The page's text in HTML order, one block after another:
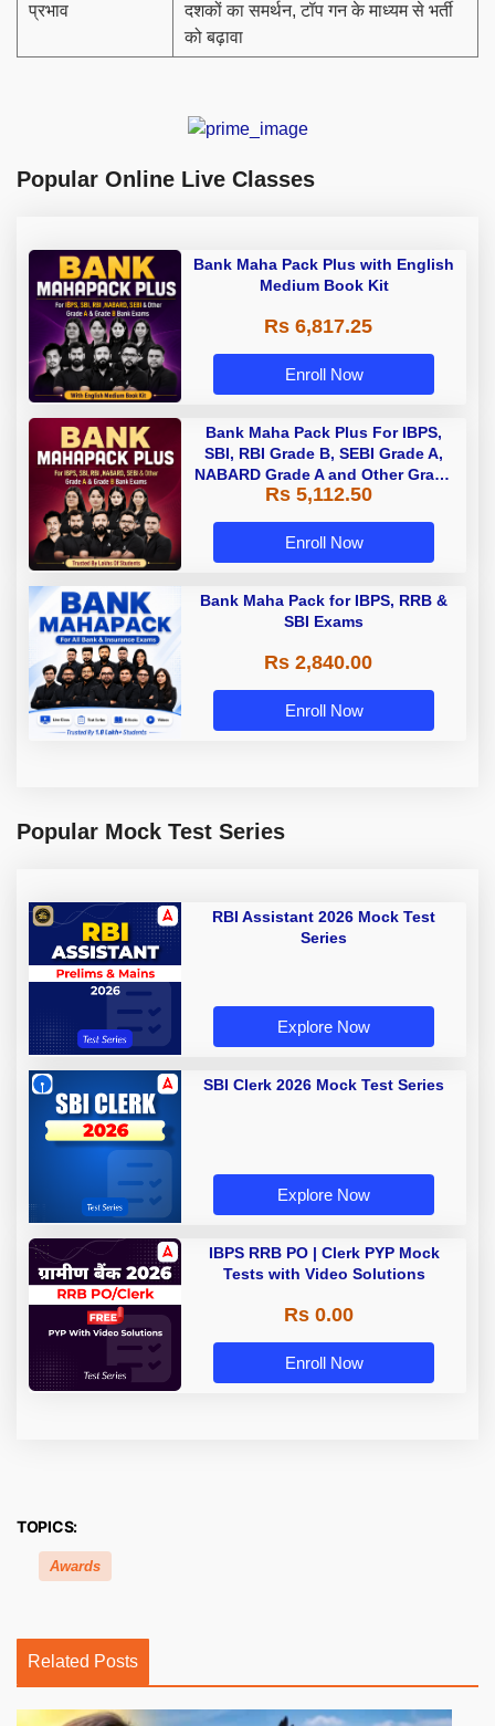
प्रभाव
दशकों का समर्थन, टॉप गन के माध्यम से भर्ती
को बढ़ावा
Popular Online Live Classes
Bank Maha Pack Plus with English
Medium Book Kit
Rs 6,817.25
Enroll Now
Bank Maha Pack Plus For IBPS,
SBI, RBI Grade B, SEBI Grade A,
NABARD Grade A and Other Grade
A & Grade B Bank Exams
Rs 5,112.50
Enroll Now
Bank Maha Pack for IBPS, RRB &
SBI Exams
Rs 2,840.00
Enroll Now
Popular Mock Test Series
RBI Assistant 2026 Mock Test
Series
Explore Now
SBI Clerk 2026 Mock Test Series
Explore Now
IBPS RRB PO | Clerk PYP Mock
Tests with Video Solutions
Rs 0.00
Enroll Now
TOPICS:
Awards
Related Posts